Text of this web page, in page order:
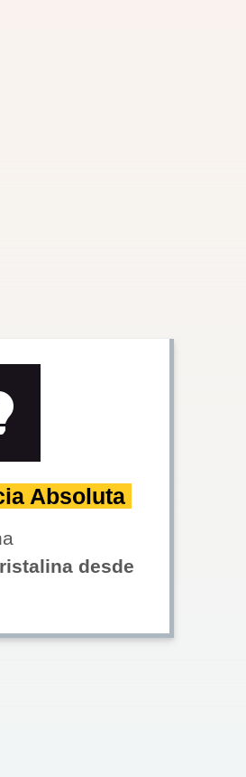
Absoluta
desde